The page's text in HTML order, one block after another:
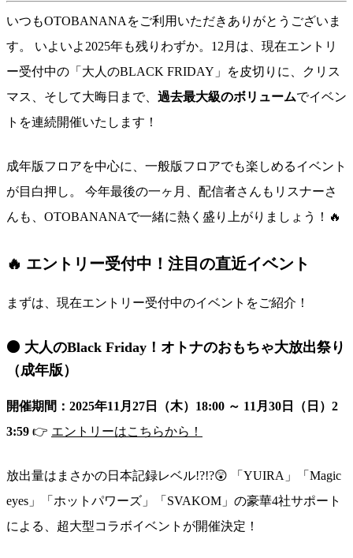
いつもOTOBANANAをご利用いただきありがとうございま
す。 いよいよ2025年も残りわずか。12月は、現在エントリ
ー受付中の「大人のBLACK FRIDAY」を皮切りに、クリス
マス、そして大晦日まで、 過去最大級のボリュームでイベン
トを連続開催いたします！
成年版フロアを中心に、一般版フロアでも楽しめるイベント
が目白押し。 今年最後の一ヶ月、配信者さんもリスナーさ
んも、OTOBANANAで一緒に熱く盛り上がりましょう！🔥
🔥 エントリー受付中！注目の直近イベント
まずは、現在エントリー受付中のイベントをご紹介！
⚫️ 大人のBlack Friday！オトナのおもちゃ大放出祭り
（成年版）
開催期間：2025年11月27日（木）18:00 ～ 11月30日（日）2
3:59 👉 エントリーはこちらから！
放出量はまさかの日本記録レベル!?!?😲 「YUIRA」「Magic
eyes」「ホットパワーズ」「SVAKOM」の豪華4社サポート
による、超大型コラボイベントが開催決定！